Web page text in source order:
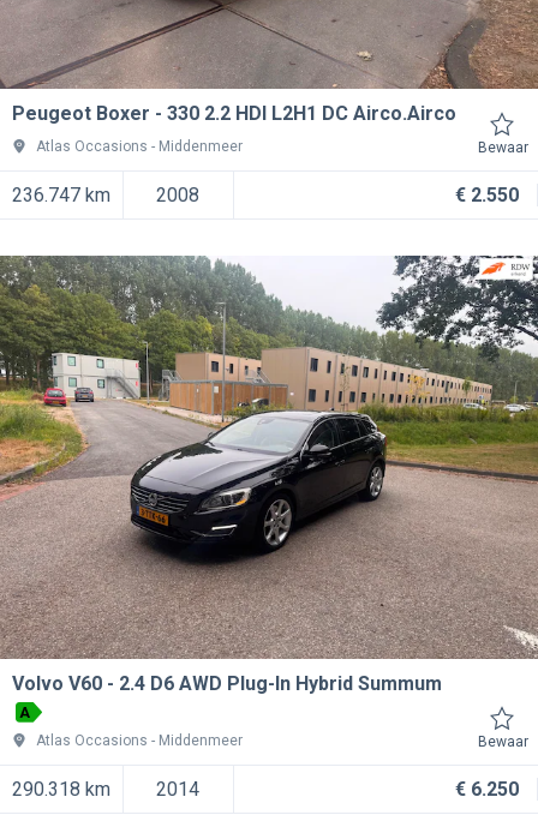
Peugeot Boxer 330 2.2 HDI L2H1 DC Airco.Airco
Atlas Occasions Middenmeer Bewaar
236.747 km 2008 € 2.550
Volvo V60 2.4 D6 AWD Plug-In Hybrid Summum
A
Atlas Occasions
Middenmeer Bewaar
290.318 km 2014 € 6.250